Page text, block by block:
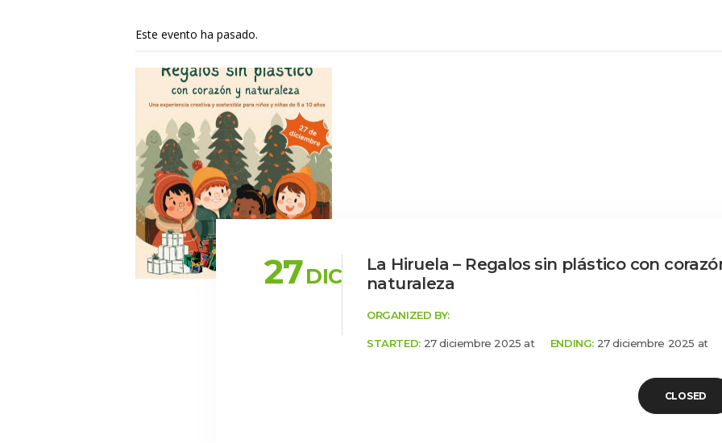
Este evento ha pasado.
27DIC
La Hiruela – Regalos sin plástico con
naturaleza
ORGANIZED BY:
STARTED: 27 diciembre 2025 at ENDING: 27 diciembre 2025 at
CLOSED